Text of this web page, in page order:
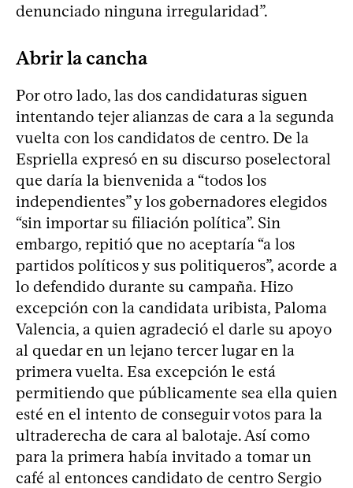
denunciado ninguna irregularidad”.
Abrir la cancha
Por otro lado, las dos candidaturas siguen
intentando tejer alianzas de cara a la segunda
vuelta con los candidatos de centro. De la
Espriella expresó en su discurso poselectoral
que daría la bienvenida a “todos los
independientes” y los gobernadores elegidos
“sin importar su filiación política”. Sin
embargo, repitió que no aceptaría “a los
partidos políticos y sus politiqueros”, acorde a
lo defendido durante su campaña. Hizo
excepción con la candidata uribista, Paloma
Valencia, a quien agradeció el darle su apoyo
al quedar en un lejano tercer lugar en la
primera vuelta. Esa excepción le está
permitiendo que públicamente sea ella quien
esté en el intento de conseguir votos para la
ultraderecha de cara al balotaje. Así como
para la primera había invitado a tomar un
café al entonces candidato de centro Sergio